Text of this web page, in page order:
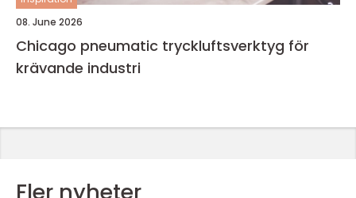
08. June 2026
Chicago pneumatic tryckluftsverktyg för
krävande industri
Fler nyheter